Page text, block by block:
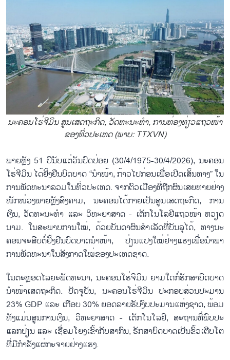
ນະ​ຄອນ​ໂຮ່​ຈີ​ມິນ ສູນເສດ​ຖະ​ກິດ, ວັດ​ທະ​ນະ​ທຳ, ການ​ທ່ອງ​ທ່ຽວ​ແຖວ​ໜ້າ​
ຂອງ​ທົ່ວ​ປະ​ເທດ (ພາບ: TTXVN)
ພາຍຫຼັງ 51 ປີ​ນັບ​ແຕ່​ວັນ​ປົດ​ປ່ອຍ (30/4/1975-30/4/2026), ນະ​ຄອນ​
ໂຮ່​ຈີ​ມິນ ໄດ້​ຢັ້ງ​ຢືນ​ບົດ​ບາດ “ນຳ​ໜ້າ, ກ້າວໄປ​ກ່ອນ​ເພື່ອເປີດ​ເສັ້ນ​ທາງ” ໃນ​
ການ​ພັດ​ທະ​ນາ​ລວມ​ໃນ​ທົ່ວ​ປະ​ເທດ. ຈາກ​ຕົວ​ເມືອງ​ທີ່​ຖືກ​ຜົນ​ເສຍ​ຫາຍ​ຢ່າງ​
ໜັກ​ໜ່ວງ​ພາຍ​ຫຼັງ​ສົງ​ຄາມ, ນະ​ຄອນ​ໄດ້​ກາຍ​ເປັນ​ສູນ​ເສດ​ຖະ​ກິດ, ການ​
ເງິນ, ວັ​ດ​ທ​ະ​ນະ​ທຳ ແລະ ວິ​ທະ​ຍາ​ສາດ - ເຕັກ​ໂນ​ໂລ​ຢີ​ແຖວ​ໜ້າ ຫວຽດ​
ນາມ. ໃນ​ສະ​ພາບ​ການ​ໃໝ່, ດ້ວຍ​ບັນ​ດາ​ຜົນ​ສຳ​ເລັດ​ທີ່​ບັນ​ລຸ​ໄດ້, ທາງ​ນະ​
ຄອນຈະ​ສືບ​ຕໍ່​ຢັ້ງ​ຢືນ​ບົດ​ບາດ​ນຳໜ້າ, ປ່ຽນ​ແປງ​ໃໝ່​ຢ່າງ​ແຮງ​ເພື່ອ​ນຳ​ພາ​
ການ​ພັດ​ທະ​ນາ​ໃນ​ສັງ​ກາດ​ໃໝ່​ຂອງ​ປະ​ເທດ​ຊາດ.
ໃນຕະຫຼອດ​ໄລ​ຍະ​ພັດ​ທະ​ນາ, ນະ​ຄອນ​ໂຮ່​ຈີ​ມິນ ຍາມ​ໃດ​ກໍ່​ຮັກ​ສາ​ບົດ​ບາດ​
ນຳ​ໜ້າ​ເສດ​ຖະ​ກິດ. ປັດ​ຈຸ​ບັນ, ນະ​ຄອນ​ໂຮ່​ຈີ​ມິນ ປະ​ກອບ​ສ່ວນ​ປະ​ມານ
23% GDP ແລະ ເກືອບ 30% ຍອດ​ລາຍ​ຮັບ​ງົບ​ປະ​ມານ​ແຫ່ງ​ຊາດ, ພ້ອມ​
ທັງ​ແມ່ນ​ສູນ​ການ​ເງິນ, ວິ​ທະ​ຍາ​ສາດ - ເຕັກ​ໂນ​ໂລ​ຢີ, ສະ​ຖານ​ທີ່​ພົບ​ປະ​
ແລກ​ປ່ຽນ ແລະ ເຊື່ອມ​ໂຍງ​ເຂົ້າ​ກັບ​ສາ​ກົນ, ຮັກສາ​ບົດ​ບາດ​ເປັນ​ຂົ້ວ​ເຕີບ​ໂຕ​
ທີ່​ມີ​ກຳ​ລັງ​ແຜ່​ກະ​ຈາຍ​ຢ່າງ​ແຮງ.